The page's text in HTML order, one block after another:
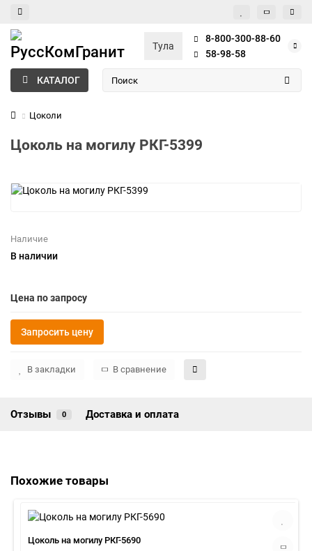
Тула
8-800-300-88-60
58-98-58
КАТАЛОГ
Цоколи
Цоколь на могилу РКГ-5399
Наличие
В наличии
Цена по запросу
Запросить цену
В закладки В сравнение
Отзывы 0 Доставка и оплата
Похожие товары
Цоколь на могилу РКГ-5690